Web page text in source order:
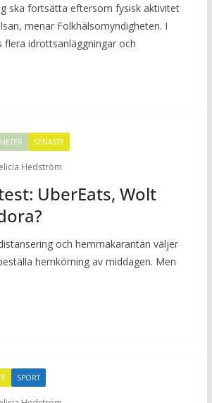
ska fortsätta eftersom fysisk aktivitet
menar Folkhälsomyndigheten. I
flera idrottsanläggningar och
SENASTE
Hedström
UberEats, Wolt
och hemmakarantän väljer
hemkörning av middagen. Men
SPORT